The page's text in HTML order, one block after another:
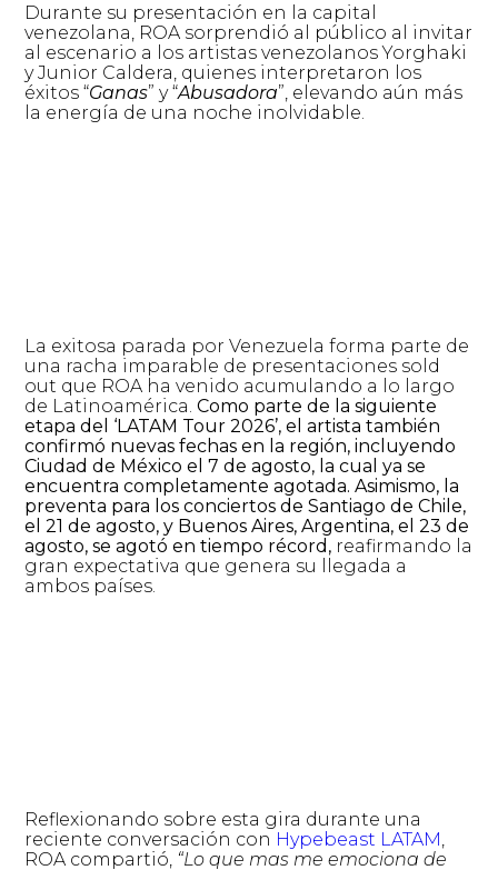
Durante su presentación en la capital
venezolana, ROA sorprendió al público al invitar
al escenario a los artistas venezolanos Yorghaki
y Junior Caldera, quienes interpretaron los
éxitos “Ganas” y “Abusadora”, elevando aún más
la energía de una noche inolvidable.
La exitosa parada por Venezuela forma parte de
una racha imparable de presentaciones sold
out que ROA ha venido acumulando a lo largo
de Latinoamérica.Como parte de la siguiente
etapa del ‘LATAM Tour 2026’, el artista también
confirmó nuevas fechas en la región, incluyendo
Ciudad de México el 7 de agosto, la cual ya se
encuentra completamente agotada. Asimismo, la
preventa para los conciertos de Santiago de Chile,
el 21 de agosto, y Buenos Aires, Argentina, el 23 de
agosto, se agotó en tiempo récord, reafirmando la
gran expectativa que genera su llegada a
ambos países.
Reflexionando sobre esta gira durante una
reciente conversación con Hypebeast LATAM
ROA compartió, “Lo que mas me emociona de